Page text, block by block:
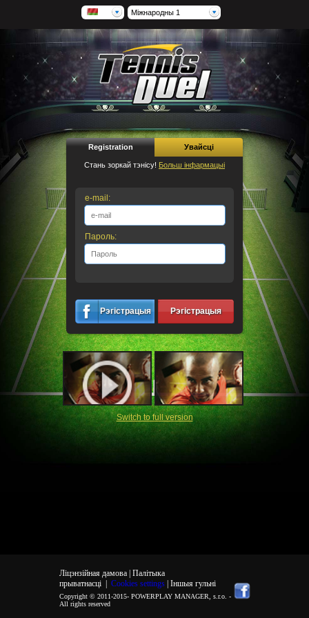
Міжнародны 1
Registration Увайсці
Стань зоркай тэнісу! Больш інфармацыі
e-mail:
Пароль:
Рэгістрацыя Рэгістрацыя
Switch to full version
Ліцэнзійная дамова | Палітыка
прыватнасці| Cookies settings | Іншыя гульні
Copyright © 2011-2015- POWERPLAY MANAGER, s.r.o. -
All rights reserved